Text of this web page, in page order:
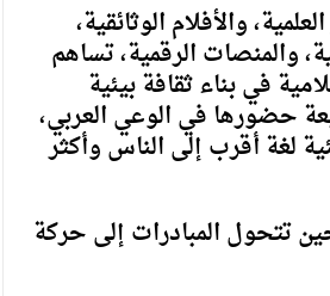
والأفلام الوثائقية،
والمنصات الرقمية، تساهم
في بناء ثقافة بيئية
حضورها في الوعي العربي،
لغة أقرب إلى الناس وأكثر
تتحول المبادرات إلى حركة